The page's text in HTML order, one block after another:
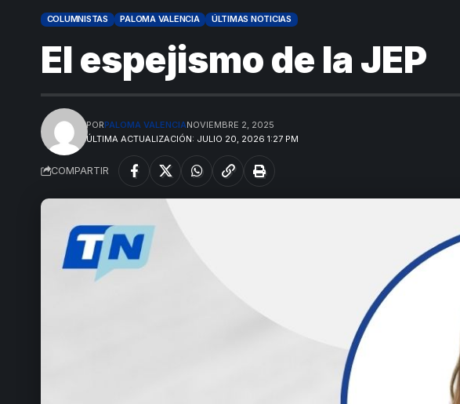
COLUMNISTAS PALOMA VALENCIA ÚLTIMAS NOTICIAS
El espejismo de la JEP
ÚLTIMA ACTUALIZACIÓN: JULIO 20, 2026 1:27 PM
PORPALOMA VALENCIANOVIEMBRE 2, 2025
COMPARTIR